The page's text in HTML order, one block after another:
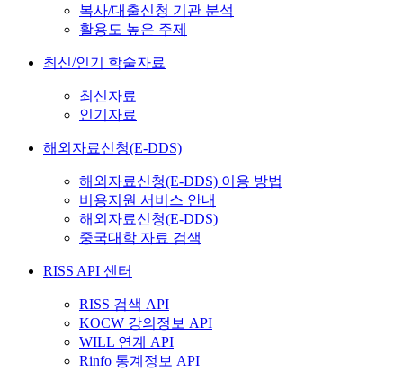
복사/대출신청 기관 분석
활용도 높은 주제
최신/인기 학술자료
최신자료
인기자료
해외자료신청(E-DDS)
해외자료신청(E-DDS) 이용 방법
비용지원 서비스 안내
해외자료신청(E-DDS)
중국대학 자료 검색
RISS API 센터
RISS 검색 API
KOCW 강의정보 API
WILL 연계 API
Rinfo 통계정보 API